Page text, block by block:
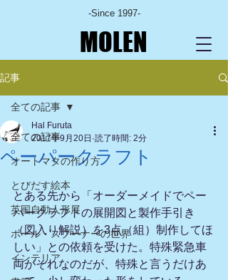
-Since 1997-
MOLEN
記事
全ての記事
オートマタの作り方
とびだす絵本
英国自動人形展
ポール・スプーナーの世界
インテリア
全ての記事
ペーパークラフト
Hal Furuta
2017年9月20日 読了時間: 2分
とある先から「オーダーメイドでペー
パークラフトの展開図と製作手引き
（図入り解説）を3点（組）制作してほ
しい」との依頼を受けた。特殊緊急車
両がそれなのだが、特殊と言うだけあ